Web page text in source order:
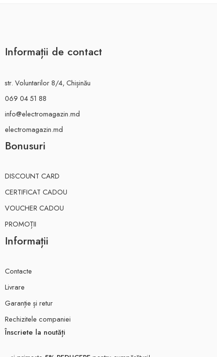
Informații de contact
str. Voluntarilor 8/4, Chișinău
069 04 51 88
info@electromagazin.md
electromagazin.md
Bonusuri
DISCOUNT CARD
CERTIFICAT CADOU
VOUCHER CADOU
PROMOȚII
Informații
Contacte
Livrare
Garanție și retur
Rechizitele companiei
Înscriete la noutăți